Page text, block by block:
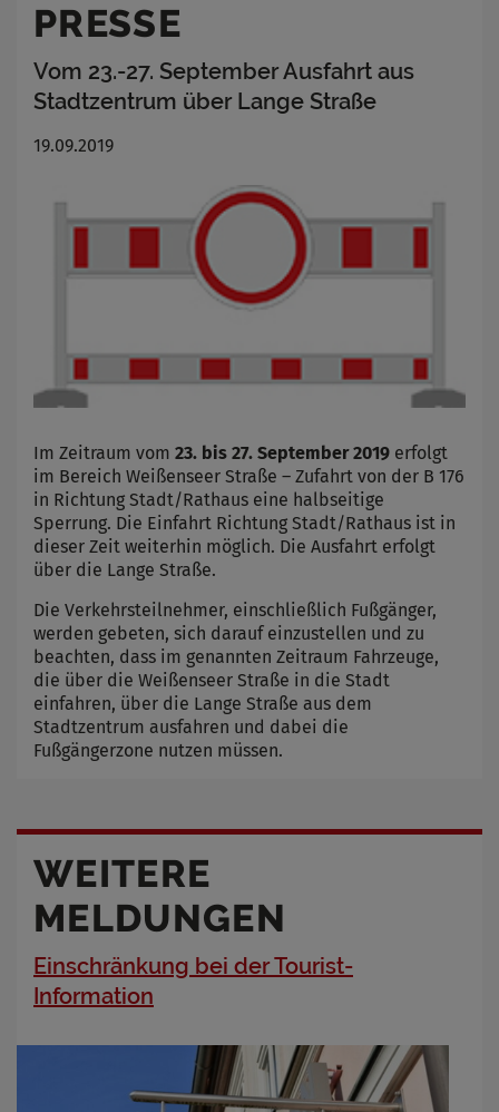
PRESSE
Vom 23.-27. September Ausfahrt aus
Stadtzentrum über Lange Straße
19.09.2019
Im Zeitraum vom 23. bis 27. September 2019 erfolgt
im Bereich Weißenseer Straße – Zufahrt von der B 176
in Richtung Stadt/Rathaus eine halbseitige
Sperrung. Die Einfahrt Richtung Stadt/Rathaus ist in
dieser Zeit weiterhin möglich. Die Ausfahrt erfolgt
über die Lange Straße.
Die Verkehrsteilnehmer, einschließlich Fußgänger,
werden gebeten, sich darauf einzustellen und zu
beachten, dass im genannten Zeitraum Fahrzeuge,
die über die Weißenseer Straße in die Stadt
einfahren, über die Lange Straße aus dem
Stadtzentrum ausfahren und dabei die
Fußgängerzone nutzen müssen.
WEITERE
MELDUNGEN
Einschränkung bei der Tourist-
Information